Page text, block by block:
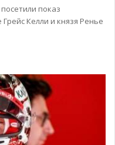
показ
Келли и князя Ренье